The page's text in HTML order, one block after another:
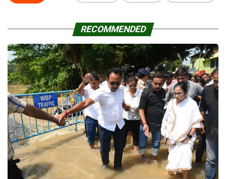
RECOMMENDED